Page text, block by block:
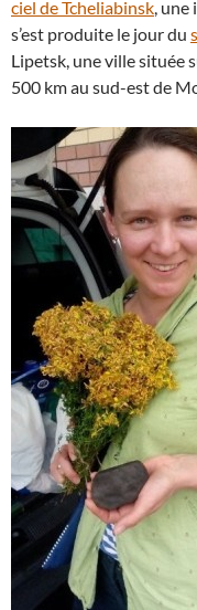
ciel de Tcheliabinsk ,
s’est produite le jour du
Lipetsk, une ville située
500 km au sud-est de